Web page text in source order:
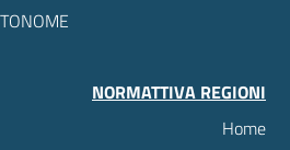
NORMATTIVA REGIONI
Home